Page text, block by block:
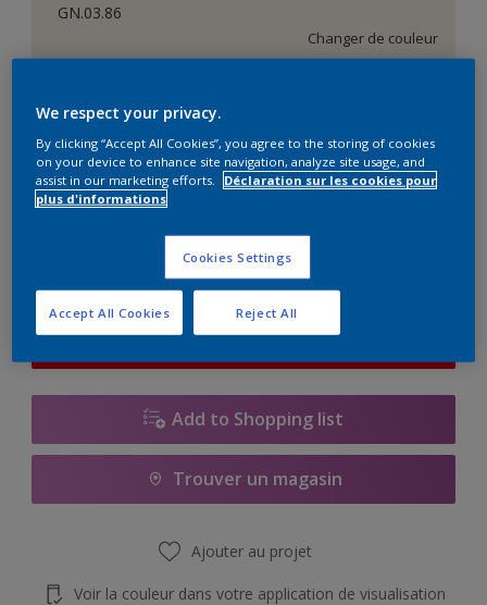
GN.03.86
Changer de couleur
Quantité Calculateur de peinture
Calculer
Ce produit n'est pas destiné à la vente en ligne et ne
peut être acheté que dans des magasins sélectionnés.
Add to Shopping list
Trouver un magasin
Ajouter au projet
Voir la couleur dans votre application de visualisation
We respect your privacy.
By clicking “Accept All Cookies”, you agree to the storing of cookies
on your device to enhance site navigation, analyze site usage, and
assist in our marketing efforts.
Déclaration sur les cookies pour
plus d'informations
Cookies Settings
Reject All
Accept All Cookies